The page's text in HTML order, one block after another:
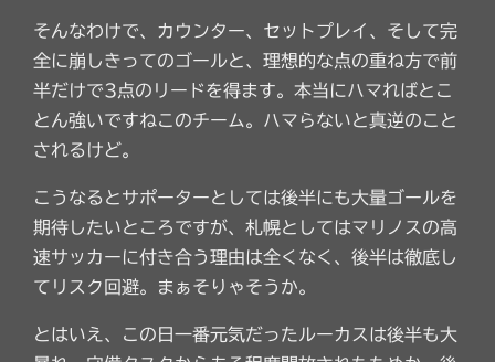
そんなわけで、カウンター、セットプレイ、そして完
全に崩しきってのゴールと、理想的な点の重ね方で前
半だけで3点のリードを得ます。本当にハマればとこ
とん強いですねこのチーム。ハマらないと真逆のこと
されるけど。
こうなるとサポーターとしては後半にも大量ゴールを
期待したいところですが、札幌としてはマリノスの高
速サッカーに付き合う理由は全くなく、後半は徹底し
てリスク回避。まぁそりゃそうか。
とはいえ、この日一番元気だったルーカスは後半も大